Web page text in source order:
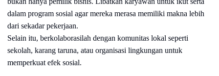
dalam program sosial agar mereka merasa memiliki makna lebih
dari sekadar pekerjaan.
Selain itu, berkolaborasilah dengan komunitas lokal seperti
sekolah, karang taruna, atau organisasi lingkungan untuk
memperkuat efek sosial.